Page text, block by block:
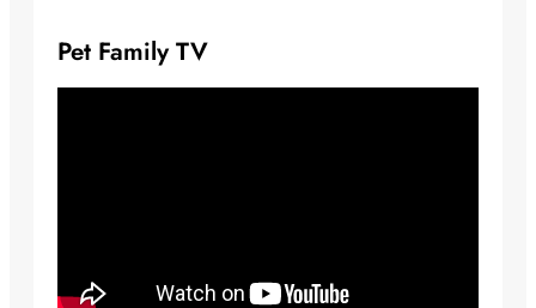
Pet Family TV